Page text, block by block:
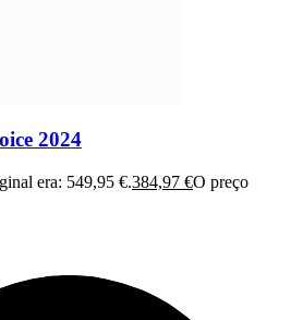
2024
era: 549,95 €.384,97 €O preço